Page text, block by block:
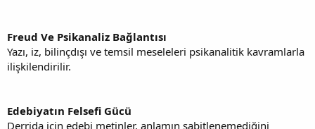
Freud Ve Psikanaliz Bağlantısı
Yazı, iz, bilinçdışı ve temsil meseleleri psikanalitik kavramlarla
ilişkilendirilir.
Edebiyatın Felsefi Gücü
Derrida için edebi metinler, anlamın sabitlenemediğini